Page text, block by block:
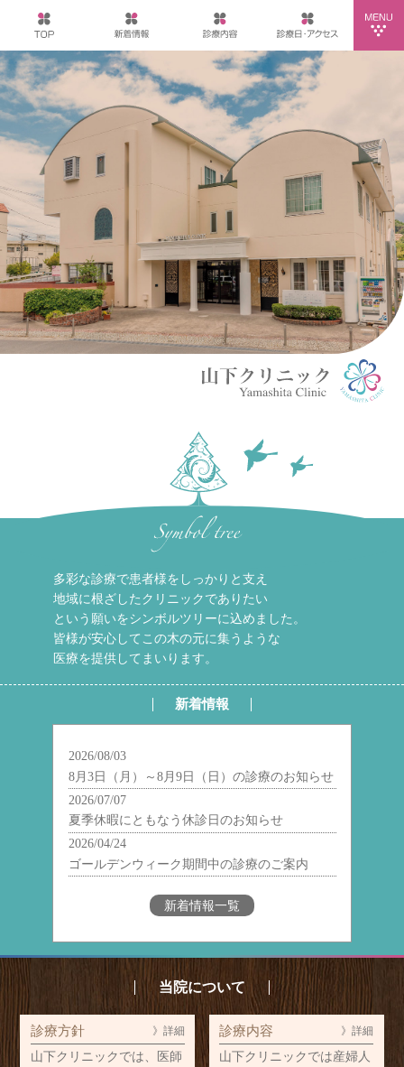
多彩な診療で患者様をしっかりと支え
地域に根ざしたクリニックでありたい
という願いをシンボルツリーに込めました。
皆様が安心してこの木の元に集うような
医療を提供してまいります。
新着情報
2026/08/03
8月3日（月）～8月9日（日）の診療のお知らせ
2026/07/07
夏季休暇にともなう休診日のお知らせ
2026/04/24
ゴールデンウィーク期間中の診療のご案内
新着情報一覧
当院について
診療方針
山下クリニックでは、医師
》詳細 診療内容
山下クリニックでは産婦人
》詳細